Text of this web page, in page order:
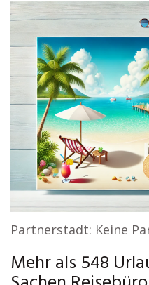
Partnerstadt: Keine
Mehr als 548